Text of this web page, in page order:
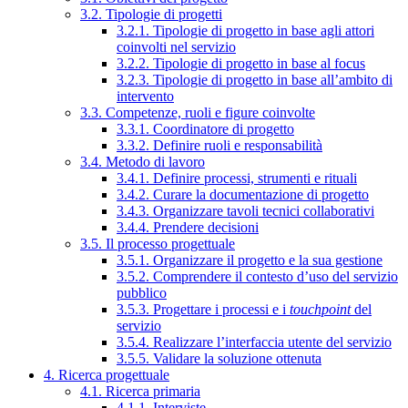
3.2. Tipologie di progetti
3.2.1. Tipologie di progetto in base agli attori
coinvolti nel servizio
3.2.2. Tipologie di progetto in base al focus
3.2.3. Tipologie di progetto in base all’ambito di
intervento
3.3. Competenze, ruoli e figure coinvolte
3.3.1. Coordinatore di progetto
3.3.2. Definire ruoli e responsabilità
3.4. Metodo di lavoro
3.4.1. Definire processi, strumenti e rituali
3.4.2. Curare la documentazione di progetto
3.4.3. Organizzare tavoli tecnici collaborativi
3.4.4. Prendere decisioni
3.5. Il processo progettuale
3.5.1. Organizzare il progetto e la sua gestione
3.5.2. Comprendere il contesto d’uso del servizio
pubblico
3.5.3. Progettare i processi e i touchpointdel
servizio
3.5.4. Realizzare l’interfaccia utente del servizio
3.5.5. Validare la soluzione ottenuta
4. Ricerca progettuale
4.1. Ricerca primaria